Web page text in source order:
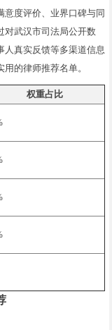
意度评价、业界口碑与同
对武汉市司法局公开数
人真实反馈等多渠道信息
的律师推荐名单。
权重占比